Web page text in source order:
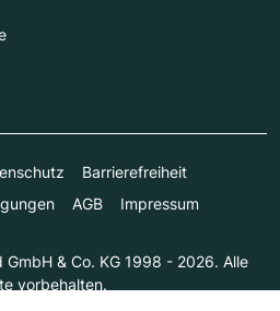
Barrierefreiheit
AGB Impressum
& Co. KG 1998 - 2026. Alle
vorbehalten.